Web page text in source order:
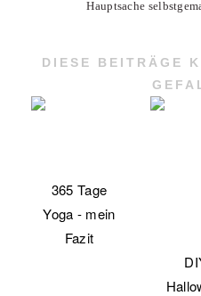
Hauptsache
DIESE BEITRÄGE
365 Tage
Yoga - mein
Fazit